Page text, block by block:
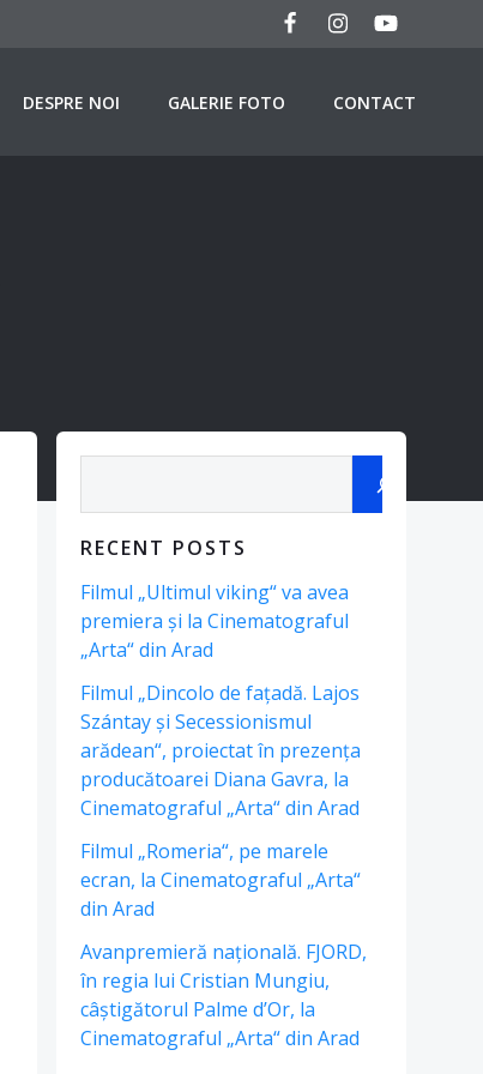
DESPRE NOI GALERIE FOTO CONTACT
RECENT POSTS
Filmul „Ultimul viking“ va avea
premiera și la Cinematograful
„Arta“ din Arad
Filmul „Dincolo de fațadă. Lajos
Szántay și Secessionismul
arădean“, proiectat în prezența
producătoarei Diana Gavra, la
Cinematograful „Arta“ din Arad
Filmul „Romeria“, pe marele
ecran, la Cinematograful „Arta“
din Arad
Avanpremieră națională. FJORD,
în regia lui Cristian Mungiu,
câștigătorul Palme d’Or, la
Cinematograful „Arta“ din Arad